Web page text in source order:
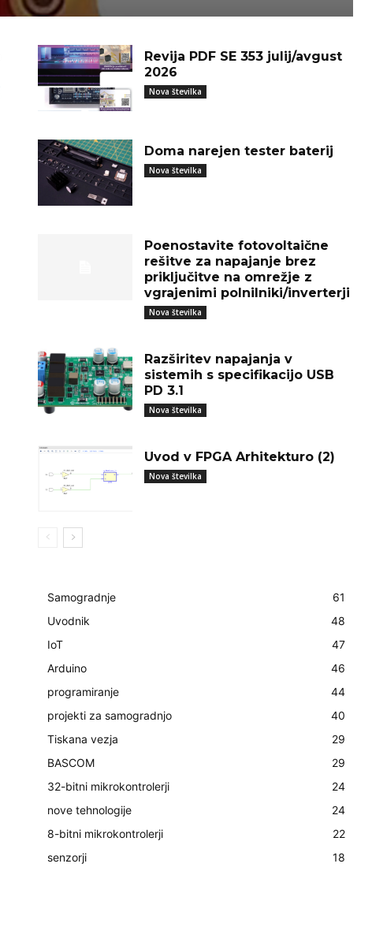
Revija PDF SE 353 julij/avgust
2026
Nova številka
Doma narejen tester baterij
Nova številka
Poenostavite fotovoltaične
rešitve za napajanje brez
priključitve na omrežje z
vgrajenimi polnilniki/inverterji
Nova številka
Razširitev napajanja v
sistemih s specifikacijo USB
PD 3.1
Nova številka
Uvod v FPGA Arhitekturo (2)
Nova številka
Samogradnje
61
Uvodnik
48
IoT
47
Arduino
46
programiranje
44
projekti za samogradnjo
40
Tiskana vezja
29
BASCOM
29
32-bitni mikrokontrolerji
24
nove tehnologije
24
8-bitni mikrokontrolerji
22
senzorji
18